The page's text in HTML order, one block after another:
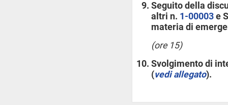
Seguito della
altri n. 1-00003 e
materia di
(ore 15)
Svolgimento di
(vedi allegato).